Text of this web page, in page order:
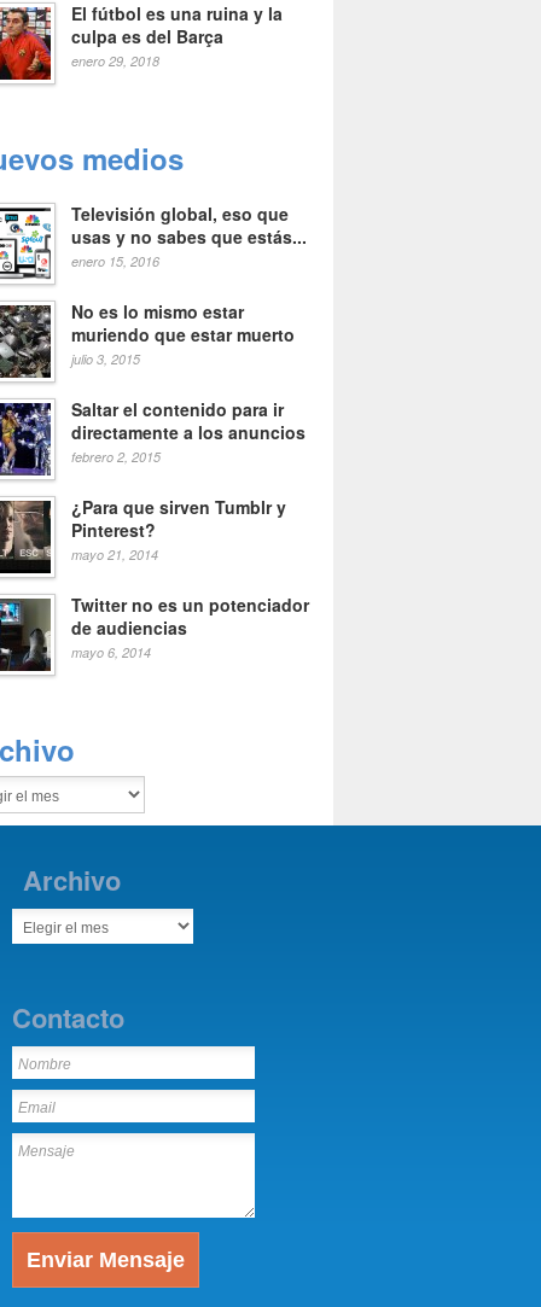
El fútbol es una ruina y la
culpa es del Barça
enero 29, 2018
medios
Televisión global, eso que
usas y no sabes que estás...
enero 15, 2016
No es lo mismo estar
muriendo que estar muerto
julio 3, 2015
Saltar el contenido para ir
directamente a los anuncios
febrero 2, 2015
¿Para que sirven Tumblr y
Pinterest?
mayo 21, 2014
Twitter no es un potenciador
de audiencias
mayo 6, 2014
Archivo
Contacto